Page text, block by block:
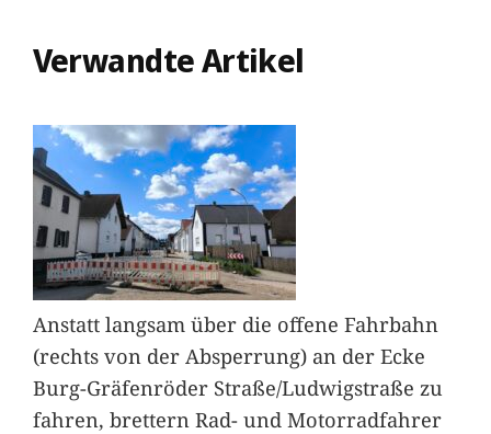
Verwandte Artikel
Anstatt langsam über die offene Fahrbahn
(rechts von der Absperrung) an der Ecke
Burg-Gräfenröder Straße/Ludwigstraße zu
fahren, brettern Rad- und Motorradfahrer